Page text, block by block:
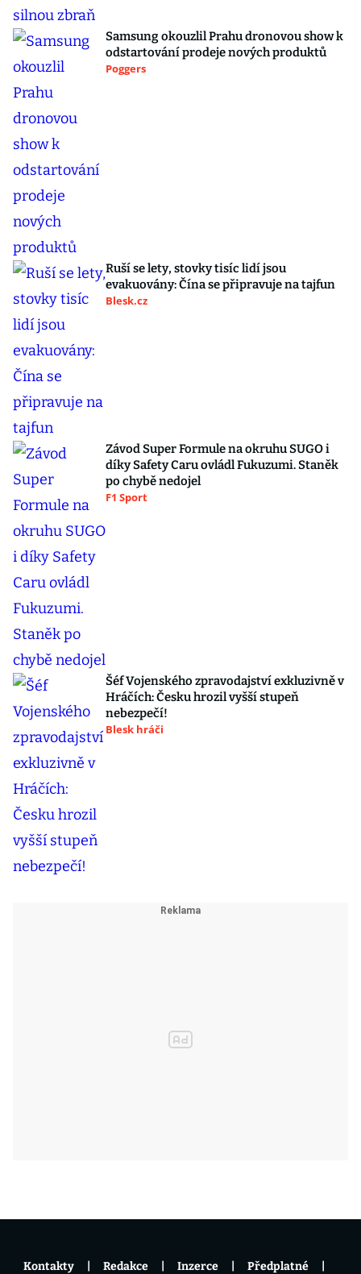
Samsung okouzlil Prahu dronovou show k
odstartování prodeje nových produktů
Poggers
Ruší se lety, stovky tisíc lidí jsou
evakuovány: Čína se připravuje na tajfun
Blesk.cz
Závod Super Formule na okruhu SUGO i
díky Safety Caru ovládl Fukuzumi. Staněk
po chybě nedojel
F1 Sport
Šéf Vojenského zpravodajství exkluzivně v
Hráčích: Česku hrozil vyšší stupeň
nebezpečí!
Blesk hráči
Kontakty Redakce Inzerce Předplatné